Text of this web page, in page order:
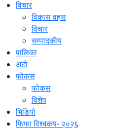
विचार
विकास वहस
विचार
सम्पादकीय
पालिका
अटो
फोकस
फोकस
विशेष
भिडियो
फिफा विश्वकप- २०२६